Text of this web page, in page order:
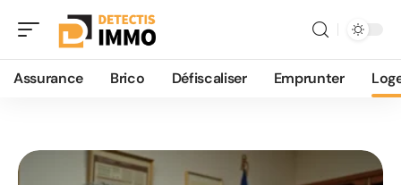
Assurance Brico Défiscaliser Emprunter
Logement